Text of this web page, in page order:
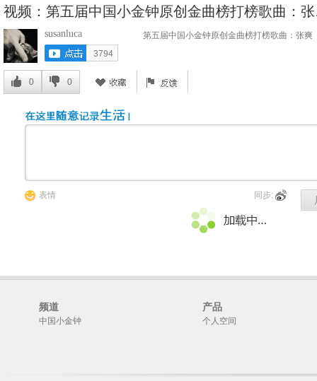
视频：第五届中国小金钟原创金曲榜打榜歌曲：
susanluca
3794
第五届中国小金钟原创金曲榜打榜歌曲：张爽
0 0
表情 同步:
频道
中国小金钟
产品
个人空间